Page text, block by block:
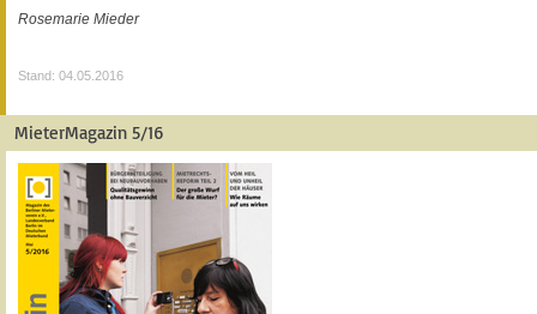
Rosemarie Mieder
Stand: 04.05.2016
MieterMagazin 5/16